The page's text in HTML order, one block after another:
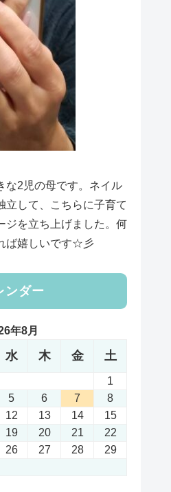
な2児の母です。ネイル
立して、こちらに子育て
ジを立ち上げました。何
ば嬉しいです☆彡
ンダー
年8月
水 木 金 土
1
5 6 7
8
12 13 14
15
19 20 21
22
26 27 28
29